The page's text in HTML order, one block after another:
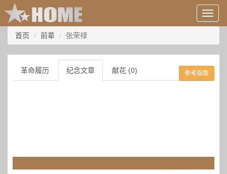
用
户
息/
登
录
等
首页 前辈 张荣禄
革命履历 纪念文章 献花 (0) 参考指数